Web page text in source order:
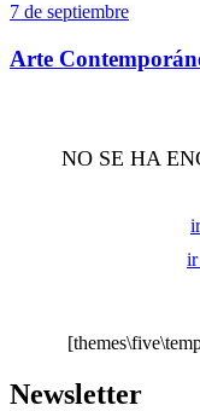
7 de septiembre
Arte
NO SE HA
ir
Newsletter